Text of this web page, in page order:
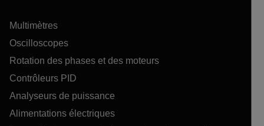
Multimètres
Oscilloscopes
Rotation des phases et des moteurs
Contrôleurs PID
Analyseurs de puissance
Alimentations électriques